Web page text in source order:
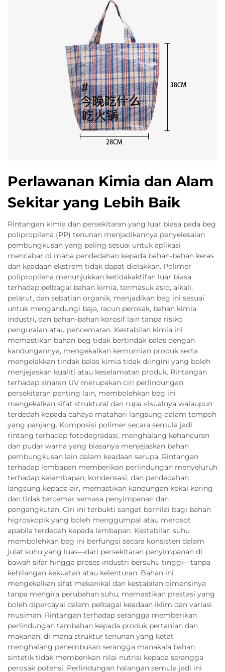
Perlawanan Kimia dan Alam
Sekitar yang Lebih Baik
Rintangan kimia dan persekitaran yang luar biasa pada beg
polipropilena (PP) tenunan menjadikannya penyelesaian
pembungkusan yang paling sesuai untuk aplikasi
mencabar di mana pendedahan kepada bahan-bahan keras
dan keadaan ekstrem tidak dapat dielakkan. Polimer
polipropilena menunjukkan ketidakaktifan luar biasa
terhadap pelbagai bahan kimia, termasuk asid, alkali,
pelarut, dan sebatian organik, menjadikan beg ini sesuai
untuk mengandungi baja, racun perosak, bahan kimia
industri, dan bahan-bahan korosif lain tanpa risiko
penguraian atau pencemaran. Kestabilan kimia ini
memastikan bahan beg tidak bertindak balas dengan
kandungannya, mengekalkan kemurnian produk serta
mengelakkan tindak balas kimia tidak diingini yang boleh
menjejaskan kualiti atau keselamatan produk. Rintangan
terhadap sinaran UV merupakan ciri perlindungan
persekitaran penting lain, membolehkan beg ini
mengekalkan sifat struktural dan rupa visualnya walaupun
terdedah kepada cahaya matahari langsung dalam tempoh
yang panjang. Komposisi polimer secara semula jadi
rintang terhadap fotodegradasi, menghalang kehancuran
dan pudar warna yang biasanya menjejaskan bahan
pembungkusan lain dalam keadaan serupa. Rintangan
terhadap lembapan memberikan perlindungan menyeluruh
terhadap kelembapan, kondensasi, dan pendedahan
langsung kepada air, memastikan kandungan kekal kering
dan tidak tercemar semasa penyimpanan dan
pengangkutan. Ciri ini terbukti sangat bernilai bagi bahan
higroskopik yang boleh menggumpal atau merosot
apabila terdedah kepada lembapan. Kestabilan suhu
membolehkan beg ini berfungsi secara konsisten dalam
julat suhu yang luas—dari persekitaran penyimpanan di
bawah sifar hingga proses industri bersuhu tinggi—tanpa
kehilangan kekuatan atau kelenturan. Bahan ini
mengekalkan sifat mekanikal dan kestabilan dimensinya
tanpa mengira perubahan suhu, memastikan prestasi yang
boleh dipercayai dalam pelbagai keadaan iklim dan variasi
musiman. Rintangan terhadap serangga memberikan
perlindungan tambahan kepada produk pertanian dan
makanan, di mana struktur tenunan yang ketat
menghalang penembusan serangga manakala bahan
sintetik tidak memberikan nilai nutrisi kepada serangga
perosak potensi. Perlindungan halangan semula jadi ini